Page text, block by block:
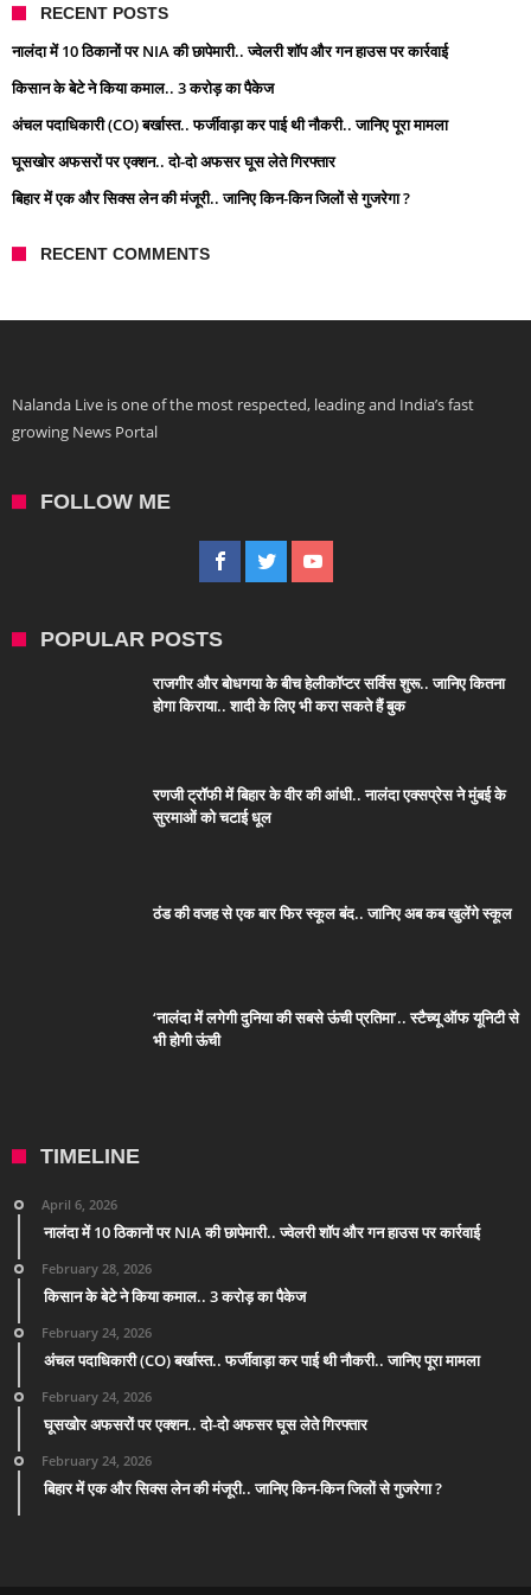
RECENT POSTS
नालंदा में 10 ठिकानों पर NIA की छापेमारी.. ज्वेलरी शॉप और गन हाउस पर कार्रवाई
किसान के बेटे ने किया कमाल.. 3 करोड़ का पैकेज
अंचल पदाधिकारी (CO) बर्खास्त.. फर्जीवाड़ा कर पाई थी नौकरी.. जानिए पूरा मामला
घूसखोर अफसरों पर एक्शन.. दो-दो अफसर घूस लेते गिरफ्तार
बिहार में एक और सिक्स लेन की मंजूरी.. जानिए किन-किन जिलों से गुजरेगा ?
RECENT COMMENTS
Nalanda Live is one of the most respected, leading and India’s fast
growing News Portal
FOLLOW ME
POPULAR POSTS
राजगीर और बोधगया के बीच हेलीकॉप्टर सर्विस शुरू.. जानिए कितना
होगा किराया.. शादी के लिए भी करा सकते हैं बुक
रणजी ट्रॉफी में बिहार के वीर की आंधी.. नालंदा एक्सप्रेस ने मुंबई के
सुरमाओं को चटाई धूल
ठंड की वजह से एक बार फिर स्कूल बंद.. जानिए अब कब खुलेंगे स्कूल
‘नालंदा में लगेगी दुनिया की सबसे ऊंची प्रतिमा’.. स्टैच्यू ऑफ यूनिटी से
भी होगी ऊंची
TIMELINE
April 6, 2026
नालंदा में 10 ठिकानों पर NIA की छापेमारी.. ज्वेलरी शॉप और गन हाउस पर कार्रवाई
February 28, 2026
किसान के बेटे ने किया कमाल.. 3 करोड़ का पैकेज
February 24, 2026
अंचल पदाधिकारी (CO) बर्खास्त.. फर्जीवाड़ा कर पाई थी नौकरी.. जानिए पूरा मामला
February 24, 2026
घूसखोर अफसरों पर एक्शन.. दो-दो अफसर घूस लेते गिरफ्तार
February 24, 2026
बिहार में एक और सिक्स लेन की मंजूरी.. जानिए किन-किन जिलों से गुजरेगा ?